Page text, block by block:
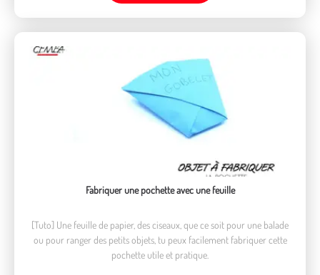
Fabriquer une pochette avec une feuille
[Tuto] Une feuille de papier, des ciseaux, que ce soit pour une balade
ou pour ranger des petits objets, tu peux facilement fabriquer cette
pochette utile et pratique.